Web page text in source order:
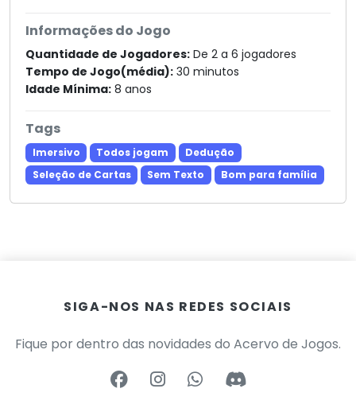
Informações do Jogo
Quantidade de Jogadores: De 2 a 6 jogadores
Tempo de Jogo(média): 30 minutos
Idade Mínima: 8 anos
Tags
Imersivo Todos jogam
Dedução
Seleção de Cartas
Sem Texto Bom para família
SIGA-NOS NAS REDES SOCIAIS
Fique por dentro das novidades do Acervo de Jogos.